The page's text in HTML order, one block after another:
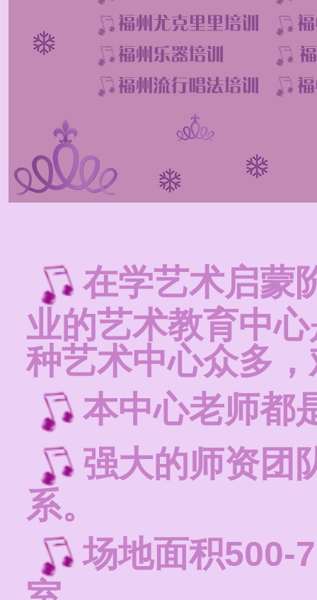
在学艺术启蒙
业的艺术教育中
种艺术中心众多
本中心老师都
强大的师资团
系。
场地面积500-